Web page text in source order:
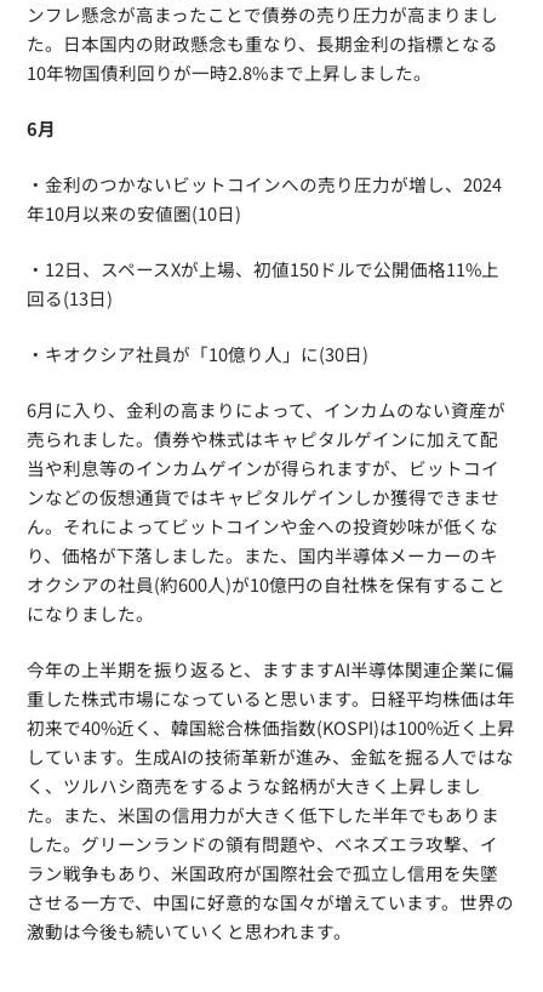
ンフレ懸念が高まったことで債券の売り圧力が高まりまし
た。日本国内の財政懸念も重なり、長期金利の指標となる
10年物国債利回りが一時2.8%まで上昇しました。
6月
・金利のつかないビットコインへの売り圧力が増し、2024
年10月以来の安値圏(10日)
・12日、スペースXが上場、初値150ドルで公開価格11%上
回る(13日)
・キオクシア社員が「10億り人」に(30日)
6月に入り、金利の高まりによって、インカムのない資産が
売られました。債券や株式はキャピタルゲインに加えて配
当や利息等のインカムゲインが得られますが、ビットコイ
ンなどの仮想通貨ではキャピタルゲインしか獲得できませ
ん。それによってビットコインや金への投資妙味が低くな
り、価格が下落しました。また、国内半導体メーカーのキ
オクシアの社員(約600人)が10億円の自社株を保有すること
になりました。
今年の上半期を振り返ると、ますますAI半導体関連企業に偏
重した株式市場になっていると思います。日経平均株価は年
初来で40%近く、韓国総合株価指数(KOSPI)は100%近く上昇
しています。生成AIの技術革新が進み、金鉱を掘る人ではな
く、ツルハシ商売をするような銘柄が大きく上昇しまし
た。また、米国の信用力が大きく低下した半年でもありま
した。グリーンランドの領有問題や、ベネズエラ攻撃、イ
ラン戦争もあり、米国政府が国際社会で孤立し信用を失墜
させる一方で、中国に好意的な国々が増えています。世界の
激動は今後も続いていくと思われます。